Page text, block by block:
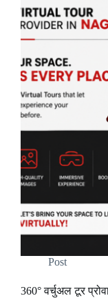
Post
360° वर्चुअल टूर